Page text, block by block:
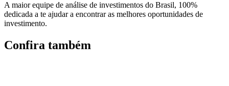
A maior equipe de análise de investimentos do Brasil, 100%
dedicada a te ajudar a encontrar as melhores oportunidades de
investimento.
Confira também